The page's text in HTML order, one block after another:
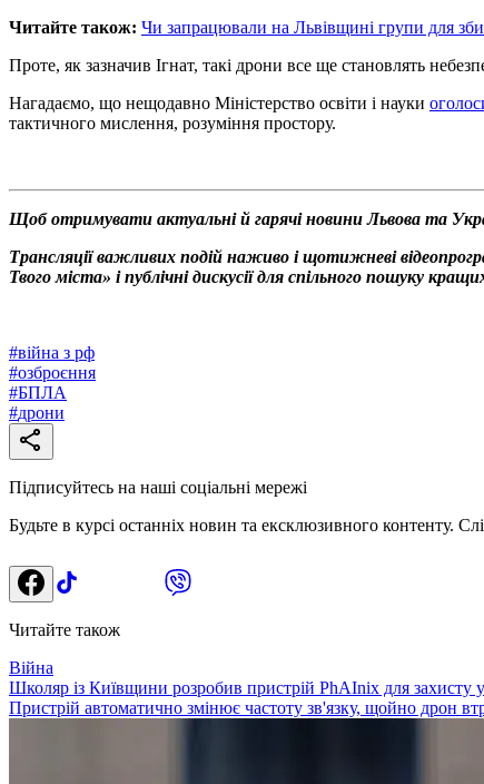
Читайте також: Чи запрацювали на Львівщині групи для
Проте, як зазначив Ігнат, такі дрони все ще становлять
Нагадаємо, що нещодавно Міністерство освіти і науки
тактичного мислення, розуміння простору.
Щоб отримувати актуальні й гарячі новини Львова та
Трансляції важливих подій наживо і щотижневі
Твого міста» і публічні дискусії для спільного пошуку
#війна з рф
#озброєння
#БПЛА
#дрони
Підписуйтесь на наші соціальні мережі
Будьте в курсі останніх новин та ексклюзивного контенту.
Читайте також
Війна
Школяр із Київщини розробив пристрій PhAInix для захисту
Пристрій автоматично змінює частоту зв'язку, щойно дрон